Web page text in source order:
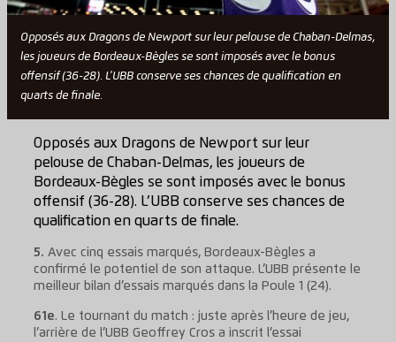
Opposés aux Dragons de Newport sur leur pelouse de Chaban-Delmas,
les joueurs de Bordeaux-Bègles se sont imposés avec le bonus
offensif (36-28). L'UBB conserve ses chances de qualification en
quarts de finale.
Opposés aux Dragons de Newport sur leur
pelouse de Chaban-Delmas, les joueurs de
Bordeaux-Bègles se sont imposés avec le bonus
offensif (36-28). L’UBB conserve ses chances de
qualification en quarts de finale.
5. Avec cinq essais marqués, Bordeaux-Bègles a
confirmé le potentiel de son attaque. L’UBB présente le
meilleur bilan d’essais marqués dans la Poule 1 (24).
61e. Le tournant du match : juste après l’heure de jeu,
l’arrière de l’UBB Geoffrey Cros a inscrit l’essai